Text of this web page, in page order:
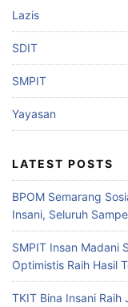
Lazis
SDIT
SMPIT
Yayasan
LATEST POSTS
BPOM Semarang
Insani, Seluruh
SMPIT Insan Madani
Optimistis Raih Hasil
TKIT Bina Insani Raih